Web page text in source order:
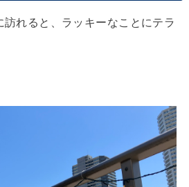
れると、ラッキーなことにテラ